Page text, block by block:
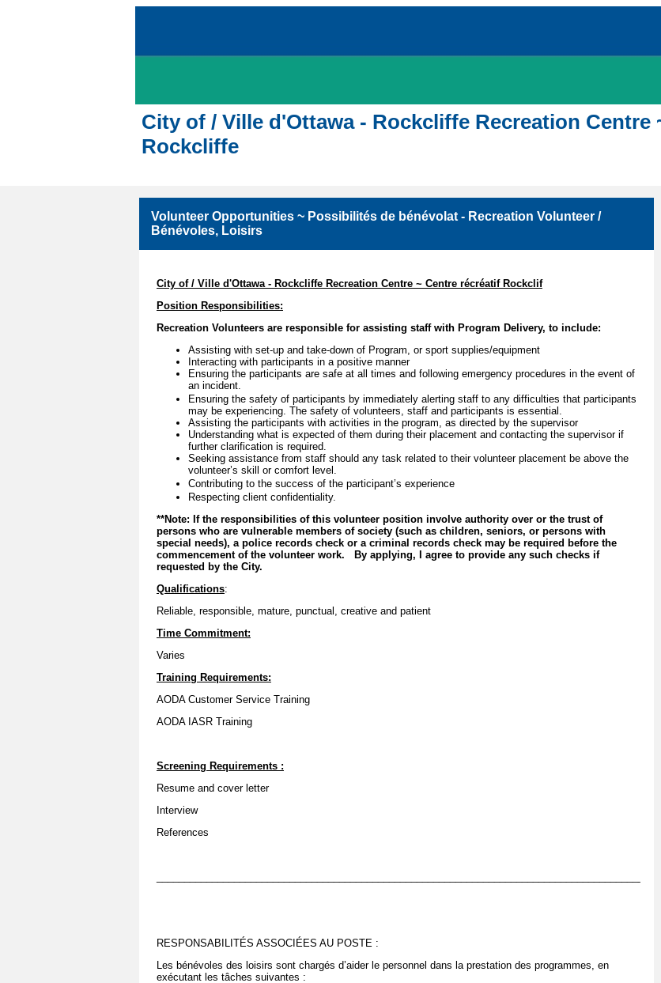
City of / Ville d'Ottawa - Rockcliffe Recreation Centre
Rockcliffe
Volunteer Opportunities ~ Possibilités de bénévolat - Recreation Volunteer /
Bénévoles, Loisirs
City of / Ville d'Ottawa - Rockcliffe Recreation Centre ~ Centre récréatif Rockclif
Position Responsibilities:
Recreation Volunteers are responsible for assisting staff with Program Delivery, to include:
Assisting with set-up and take-down of Program, or sport supplies/equipment
Interacting with participants in a positive manner
Ensuring the participants are safe at all times and following emergency procedures in the event of
an incident.
Ensuring the safety of participants by immediately alerting staff to any difficulties that participants
may be experiencing. The safety of volunteers, staff and participants is essential.
Assisting the participants with activities in the program, as directed by the supervisor
Understanding what is expected of them during their placement and contacting the supervisor if
further clarification is required.
Seeking assistance from staff should any task related to their volunteer placement be above the
volunteer’s skill or comfort level.
Contributing to the success of the participant’s experience
Respecting client confidentiality.
**Note: If the responsibilities of this volunteer position involve authority over or the trust of
persons who are vulnerable members of society (such as children, seniors, or persons with
special needs), a police records check or a criminal records check may be required before the
commencement of the volunteer work. By applying, I agree to provide any such checks if
requested by the City.
Qualifications:
Reliable, responsible, mature, punctual, creative and patient
Time Commitment:
Varies
Training Requirements:
AODA Customer Service Training
AODA IASR Training
Screening Requirements :
Resume and cover letter
Interview
References
RESPONSABILITÉS ASSOCIÉES AU POSTE :
Les bénévoles des loisirs sont chargés d’aider le personnel dans la prestation des programmes, en
exécutant les tâches suivantes :